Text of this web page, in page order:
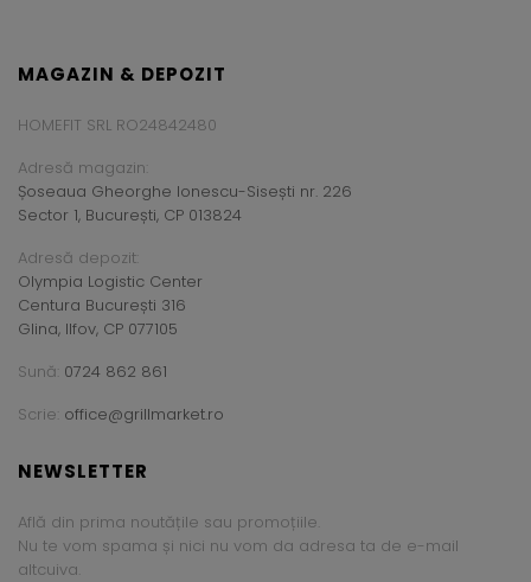
MAGAZIN & DEPOZIT
HOMEFIT SRL RO24842480
Adresă magazin:
Șoseaua Gheorghe Ionescu-Sisești nr. 226
Sector 1, București, CP 013824
Adresă depozit:
Olympia Logistic Center
Centura București 316
Glina, Ilfov, CP 077105
Sună: 0724 862 861
Scrie: office@grillmarket.ro
NEWSLETTER
Află din prima noutățile sau promoțiile.
Nu te vom spama și nici nu vom da adresa ta de e-mail
altcuiva.